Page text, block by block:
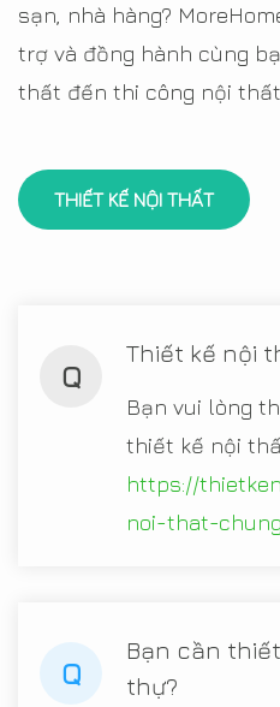
sạn, nhà hàng?
trợ và đồng hành cùng
thất đến thi công nội thất.
THIẾT KẾ NỘI THẤT
Q
Thiết kế nội
Bạn vui lòng
thiết kế nội
https://
noi-that-
Q
Bạn cần
thự?